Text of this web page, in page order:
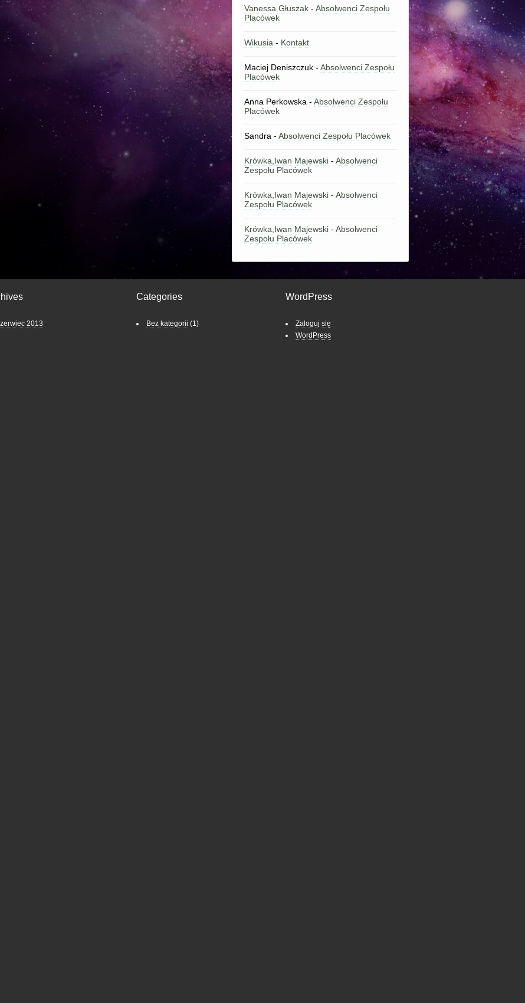
Vanessa Głuszak- Absolwenci Zespołu
Placówek
Wikusia - Kontakt
Maciej Deniszczuk- Absolwenci Zespołu
Placówek
Anna Perkowska - Absolwenci Zespołu
Placówek
Sandra - Absolwenci Zespołu Placówek
Krówka,Iwan Majewski- Absolwenci
Zespołu Placówek
Krówka,Iwan Majewski- Absolwenci
Zespołu Placówek
Krówka,Iwan Majewski- Absolwenci
Zespołu Placówek
2013
Categories
Bez kategorii (1)
WordPress
Zaloguj się
WordPress